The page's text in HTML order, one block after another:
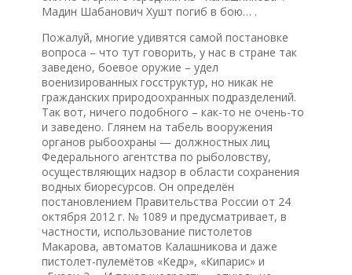
Мадин Шабанович Хушт погиб в бою… .
Пожалуй, многие удивятся самой постановке
вопроса – что тут говорить, у нас в стране так
заведено, боевое оружие – удел
военизированных госструктур, но никак не
гражданских природоохранных подразделений.
Так вот, ничего подобного – как-то не очень-то
и заведено. Глянем на табель вооружения
органов рыбоохраны — должностных лиц
Федерального агентства по рыболовству,
осуществляющих надзор в области сохранения
водных биоресурсов. Он определён
постановлением Правительства России от 24
октября 2012 г. № 1089 и предусматривает, в
частности, использование пистолетов
Макарова, автоматов Калашникова и даже
пистолет-пулемётов «Кедр», «Кипарис» и